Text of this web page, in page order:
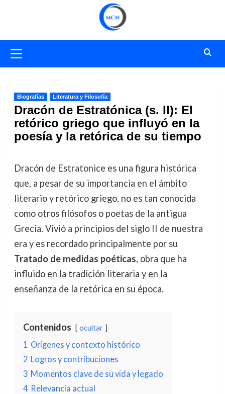
primario
Biografías Literatura y Filosofía
Dracón de Estratónica (s. II): El
retórico griego que influyó en la
poesía y la retórica de su tiempo
Dracón de Estratonice es una figura histórica
que, a pesar de su importancia en el ámbito
literario y retórico griego, no es tan conocida
como otros filósofos o poetas de la antigua
Grecia. Vivió a principios del siglo II de nuestra
era y es recordado principalmente por su
Tratado de medidas poéticas, obra que ha
influido en la tradición literaria y en la
enseñanza de la retórica en su época.
Contenidos ocultar
1 Orígenes y contexto histórico
2 Logros y contribuciones
3 Momentos clave de su vida y legado
4 Relevancia actual